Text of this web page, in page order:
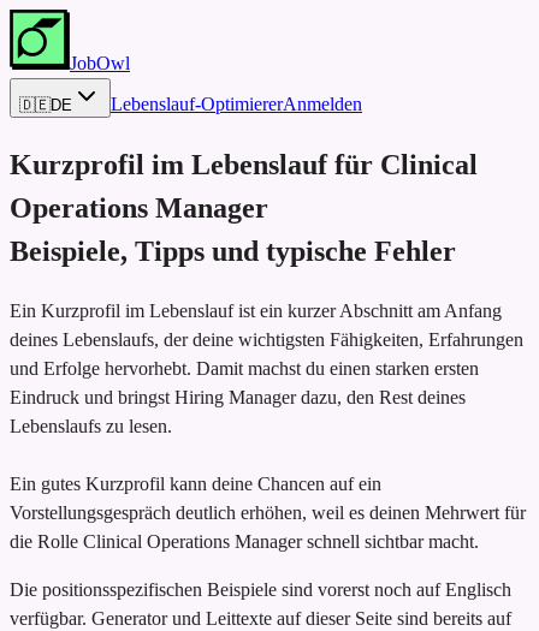
JobOwl
🇩🇪DE Lebenslauf-OptimiererAnmelden
Kurzprofil im Lebenslauf für Clinical
Operations Manager
Beispiele, Tipps und typische Fehler
Ein Kurzprofil im Lebenslauf ist ein kurzer Abschnitt am Anfang
deines Lebenslaufs, der deine wichtigsten Fähigkeiten, Erfahrungen
und Erfolge hervorhebt. Damit machst du einen starken ersten
Eindruck und bringst Hiring Manager dazu, den Rest deines
Lebenslaufs zu lesen.
Ein gutes Kurzprofil kann deine Chancen auf ein
Vorstellungsgespräch deutlich erhöhen, weil es deinen Mehrwert für
die Rolle Clinical Operations Manager schnell sichtbar macht.
Die positionsspezifischen Beispiele sind vorerst noch auf Englisch
verfügbar. Generator und Leittexte auf dieser Seite sind bereits auf